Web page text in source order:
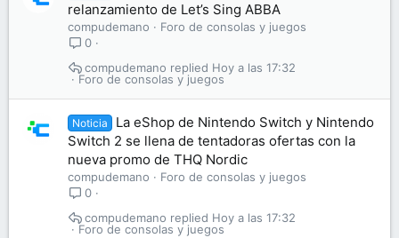
relanzamiento de Let’s Sing ABBA
compudemano
Foro de consolas y juegos
0
Foro de consolas y juegos
Hoy a las 17:32
compudemano
Noticia
La eShop de Nintendo Switch y Nintendo
Switch 2 se llena de tentadoras ofertas con la
nueva promo de THQ Nordic
compudemano
Foro de consolas y juegos
0
Foro de consolas y juegos
Hoy a las 17:32
compudemano